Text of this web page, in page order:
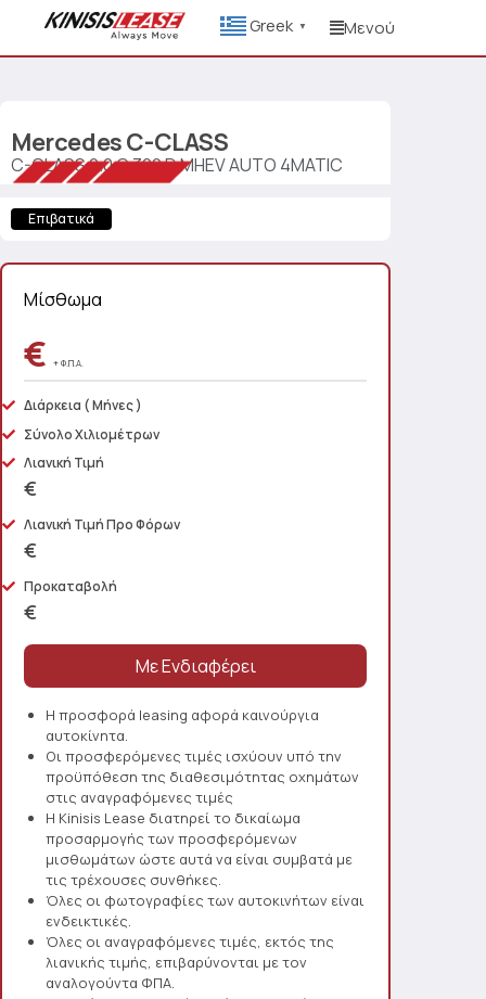
Greek ▼ Μενού
MercedesC-CLASS
C-CLASS 2.0 C 300 D MHEV AUTO 4MATIC
Επιβατικά
Μίσθωμα
€ + Φ.Π.Α.
Διάρκεια ( Μήνες )
Σύνολο Χιλιομέτρων
Λιανική Τιμή
€
Λιανική Τιμή Προ Φόρων
€
Προκαταβολή
€
Η προσφορά leasing αφορά καινούργια
αυτοκίνητα.
Οι προσφερόμενες τιμές ισχύουν υπό την
προϋπόθεση της διαθεσιμότητας οχημάτων
στις αναγραφόμενες τιμές
Η Kinisis Lease διατηρεί το δικαίωμα
προσαρμογής των προσφερόμενων
μισθωμάτων ώστε αυτά να είναι συμβατά με
τις τρέχουσες συνθήκες.
Όλες οι φωτογραφίες των αυτοκινήτων είναι
ενδεικτικές.
Όλες οι αναγραφόμενες τιμές, εκτός της
λιανικής τιμής, επιβαρύνονται με τον
αναλογούντα ΦΠΑ.